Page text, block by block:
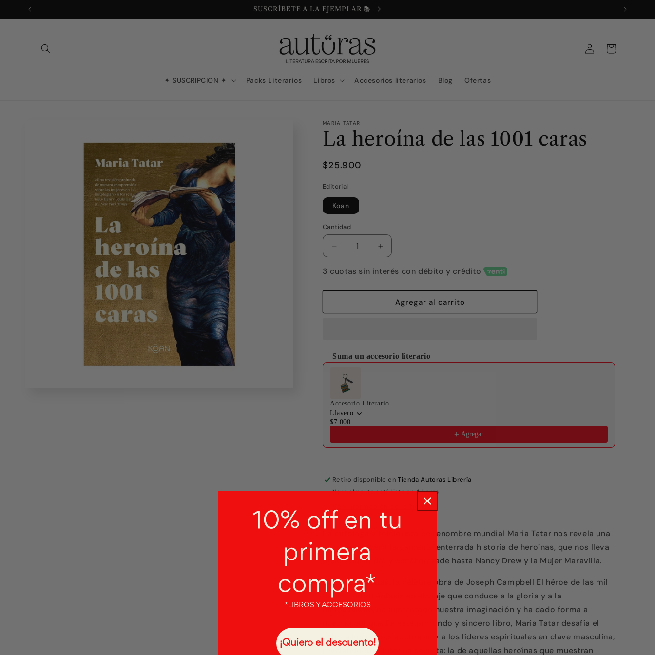
directamente
al contenido
SUSCRÍBETE A LA EJEMPLAR 📚
✦ SUSCRIPCIÓN ✦ Packs Literarios Libros Accesorios literarios Blog Ofertas
Iniciar
sesión
Carrito
del producto
MARIA TATAR
La heroína de las 1001 caras
Precio
$25.900
Editorial
Koan
Cantidad
Reducir
cantidad
para
heroína
las
Aumentar
cantidad
para
heroína
las
3 cuotas sin interés con débito y crédito
Agregar al carrito
Suma un accesorio literario
Use the Previous and Next buttons to navigate through product recommendations, or scroll
Accesorio Literario
Llavero
$7.000
Agregar
Retiro disponible enTienda Autoras Librería
Normalmente está listo en 4 horas
Ver información de la tienda
La mitóloga y folclorista de renombre mundial Maria Tatar nos revela una
asombrosa pero largamente enterrada historia de heroínas, que nos lleva
desde Casandra y Scheherezade hasta Nancy Drew y la Mujer Maravilla.
Durante décadas, la célebre obra de Joseph Campbell El héroe de las mil
caras, con su énfasis en el viaje que conduce a la gloria y a la
inmortalidad, ha alimentado nuestra imaginación y ha dado forma a
nuestra cultura. En este profundo y sincero libro, Maria Tatar desafía el
culto a los héroes guerreros y a los líderes espirituales en clave masculina,
revelando otra historia secreta: la de aquellas heroínas que muestran
10% off en tu
primera
compra*
*LIBROS Y ACCESORIOS
¡Quiero el descuento!